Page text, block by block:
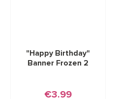
"Happy Birthday"
Banner Frozen 2
€3.99